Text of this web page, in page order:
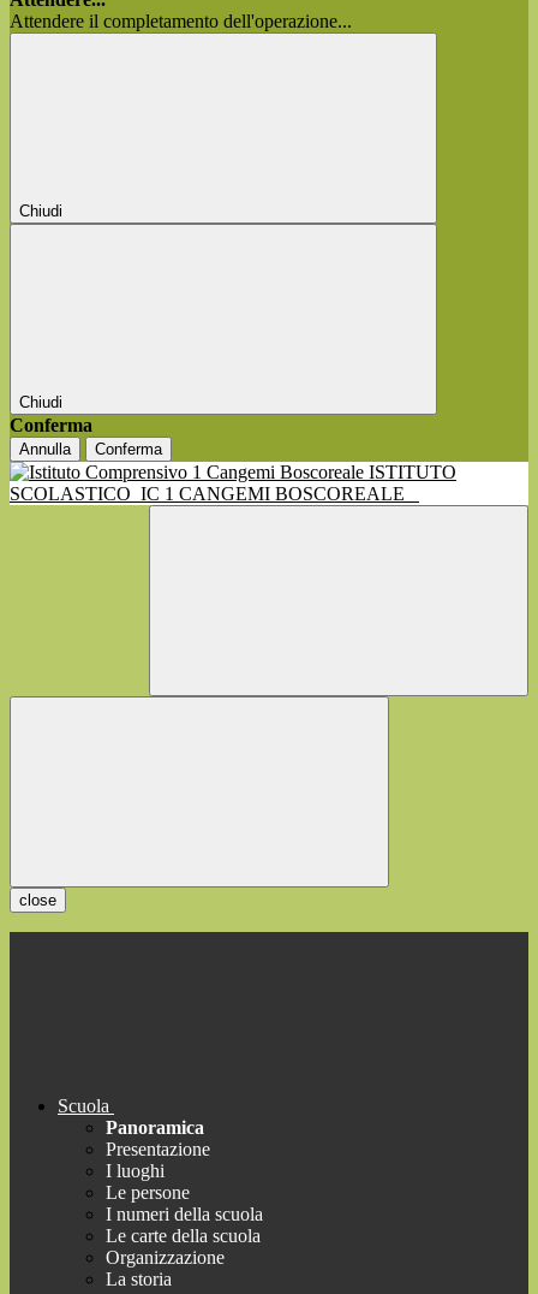
Attendere il completamento dell'operazione...
Chiudi
Chiudi
Conferma
Annulla Conferma
ISTITUTO
SCOLASTICO IC 1 CANGEMI BOSCOREALE
close
Scuola
Panoramica
Presentazione
I luoghi
Le persone
I numeri della scuola
Le carte della scuola
Organizzazione
La storia